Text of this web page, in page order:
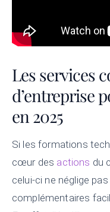
Les services
d’entreprise
en 2025
Si les formations
cœur des actions du
celui-ci ne néglige
complémentaires